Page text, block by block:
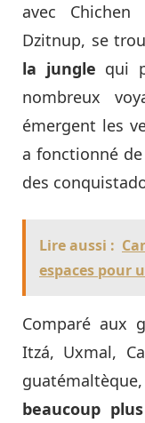
avec
Dzitnup, se
la jungle qui
nombreux
émergent les
a fonctionné de
des
Lire aussi :
espaces pour
Comparé aux
Itzá, Uxmal,
beaucoup